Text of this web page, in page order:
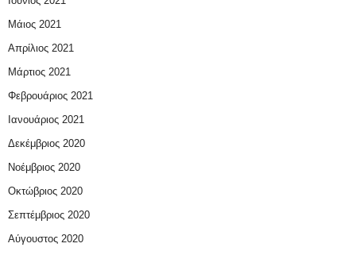
Μάιος 2021
Απρίλιος 2021
Μάρτιος 2021
Φεβρουάριος 2021
Ιανουάριος 2021
Δεκέμβριος 2020
Νοέμβριος 2020
Οκτώβριος 2020
Σεπτέμβριος 2020
Αύγουστος 2020